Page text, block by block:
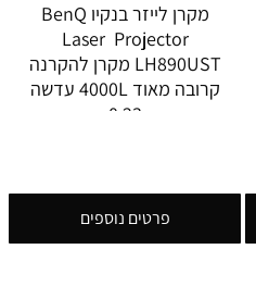
מקרן לייזר בנקיו BenQ
Laser Projector
LH890UST מקרן להקרנה
קרובה מאוד 4000L עדשה
0.23
פרטים נוספים